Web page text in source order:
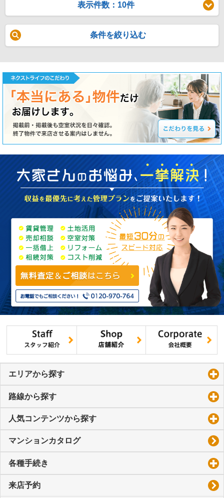
表示件数：10件
条件を絞り込む
エリアから探す
路線から探す
人気コンテンツから探す
マンションカタログ
各種手続き
来店予約